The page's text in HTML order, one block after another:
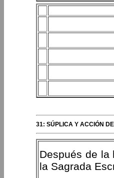
31: SÚPLICA Y ACCIÓN
Después de la
la Sagrada